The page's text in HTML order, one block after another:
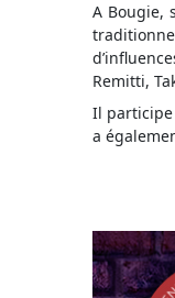
A Bougie,
Remitti,
Il
a